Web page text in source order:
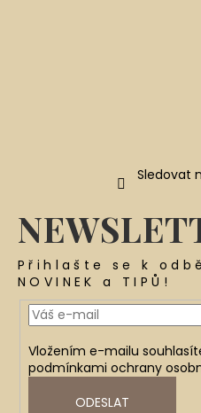
Sledovat
Přihlašte se k
NOVINEK a TIPŮ!
Vložením e-mailu
podmínkami ochrany
ODESLAT